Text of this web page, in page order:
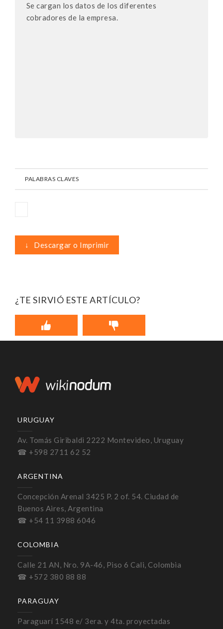
Se cargan los datos de los diferentes
cobradores de la empresa.
PALABRAS CLAVES
↓ Descargar o Imprimir
¿TE SIRVIÓ ESTE ARTÍCULO?
URUGUAY
Av. Tomás Giribaldi 2222 Montevideo, Uruguay
☎ +598 2711 62 52
ARGENTINA
Concepción Arenal 3425 P. 2 of. 54. Ciudad de
Buenos Aires, Argentina
☎ +54 11 3988 6046
COLOMBIA
Calle 21 AN, Nro. 9A-46, Piso 6 Cali, Colombia
☎ +572 380 88 88
PARAGUAY
Paraguarí 1548 e/ 3era. y 4ta. proyectadas